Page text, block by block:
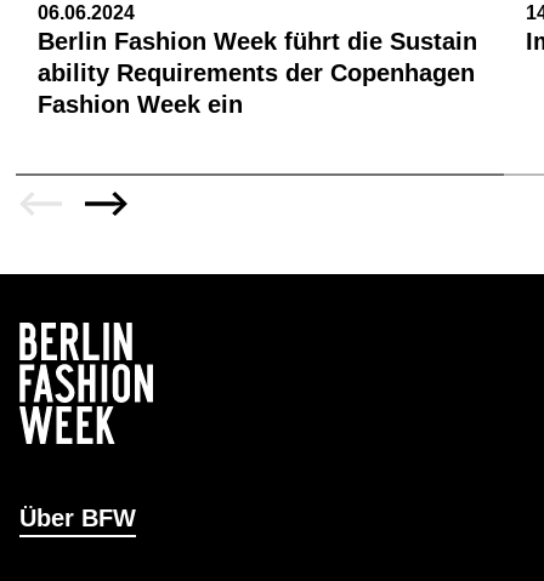
06.06.2024
Berlin Fashion Week führt die Sustain
ability Requirements der Copenhagen
Fashion Week ein
Über BFW